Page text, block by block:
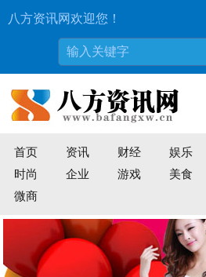
八方资讯网欢迎您！
首页 资讯 财经 娱乐
时尚
企业 游戏 美食
微商